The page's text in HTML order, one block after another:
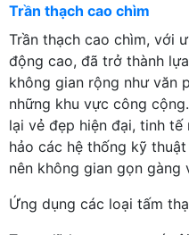
Trần thạch cao chìm
Trần thạch cao chìm, với
động cao, đã trở thành
không gian rộng như văn
những khu vực công
lại vẻ đẹp hiện đại, tinh
hảo các hệ thống kỹ
nên không gian gọn gàng
Ứng dụng các loại tấm